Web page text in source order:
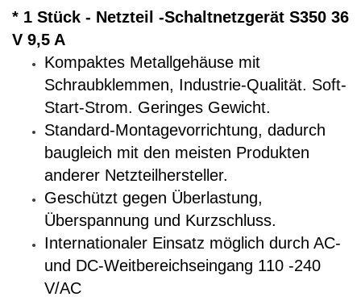
* 1 Stück - Netzteil -Schaltnetzgerät S350 36
V 9,5 A
Kompaktes Metallgehäuse mit
Schraubklemmen, Industrie-Qualität. Soft-
Start-Strom. Geringes Gewicht.
Standard-Montagevorrichtung, dadurch
baugleich mit den meisten Produkten
anderer Netzteilhersteller.
Geschützt gegen Überlastung,
Überspannung und Kurzschluss.
Internationaler Einsatz möglich durch AC-
und DC-Weitbereichseingang 110 -240
V/AC